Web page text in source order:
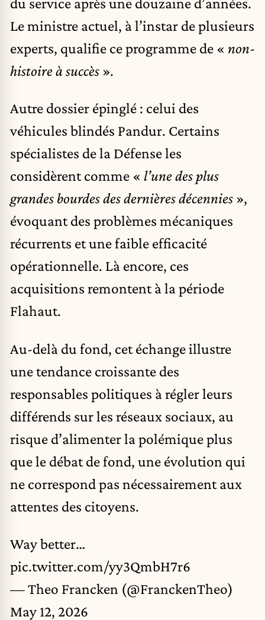
Le ministre actuel, à l’instar de plusieurs
experts, qualifie ce programme de « non-
histoire à succès ».
Autre dossier épinglé : celui des
véhicules blindés Pandur. Certains
spécialistes de la Défense les
considèrent comme « l’une des plus
grandes bourdes des dernières décennies »,
évoquant des problèmes mécaniques
récurrents et une faible efficacité
opérationnelle. Là encore, ces
acquisitions remontent à la période
Flahaut.
Au-delà du fond, cet échange illustre
une tendance croissante des
responsables politiques à régler leurs
différends sur les réseaux sociaux, au
risque d’alimenter la polémique plus
que le débat de fond, une évolution qui
ne correspond pas nécessairement aux
attentes des citoyens.
Way better…
pic.twitter.com/yy3QmbH7r6
— Theo Francken (@FranckenTheo)
May 12, 2026